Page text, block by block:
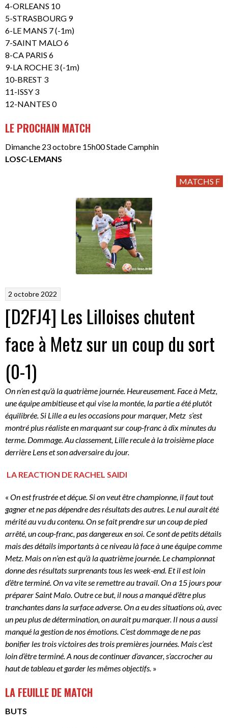
4-ORLEANS 10
5-STRASBOURG 9
6-LE MANS 7 (-1m)
7-SAINT MALO 6
8-CA PARIS 6
9-LA ROCHE 3 (-1m)
10-BREST 3
11-ISSY 3
12-NANTES 0
LE PROCHAIN MATCH
Dimanche 23 octobre 15h00 Stade Camphin
LOSC-LEMANS
MATCHS F
2 octobre 2022
[D2FJ4] Les Lilloises chutent
face à Metz sur un coup du sort
(0-1)
On n’en est qu’à la quatrième journée. Heureusement. Face à Metz,
une équipe ambitieuse et qui vise la montée, la partie a été plutôt
équilibrée. Si Lille a eu les occasions pour marquer, Metz s’est
montré plus réaliste en marquant sur coup-franc à dix minutes du
terme. Dommage. Au classement, Lille recule à la troisième place
derrière Lens et son adversaire du jour.
LA REACTION DE RACHEL SAIDI
« On est frustrée et déçue. Si on veut être championne, il faut tout
gagner et ne pas dépendre des résultats des autres. Le nul aurait été
mérité au vu du contenu. On se fait prendre sur un coup de pied
arrêté, un coup-franc, pas dangereux en soi. Ce sont de petits détails
mais des détails importants à ce niveau là face à une équipe comme
Metz. Mais on n’en est qu’à la quatrième journée. Le championnat
donne des résultats surprenants tous les week-end. Et il est loin
d’être terminé. On va vite se remettre au travail. On a 15 jours pour
préparer Saint Malo. Outre ce but, il nous a manqué d’être plus
tranchantes dans la surface adverse. On a eu des situations où, avec
un peu plus de détermination, on aurait pu marquer. Il nous a aussi
manqué la gestion de nos émotions. C’est dommage de ne pas
bonifier les trois victoires des trois premières journées. Mais c’est
loin d’être terminé. A nous de continuer d’avancer, s’accrocher au
haut de tableau et garder les mêmes objectifs. »
LA FEUILLE DE MATCH
BUTS